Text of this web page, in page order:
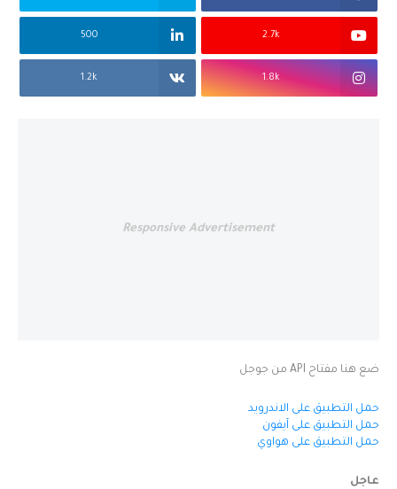
2.7k
500
1.8k
1.2k
Responsive Advertisement
ضع هنا مفتاح API من جوجل
حمل التطبيق على الاندرويد
حمل التطبيق على آيفون
حمل التطبيق على هواوي
عاجل